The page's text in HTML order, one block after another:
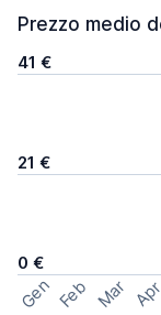
Prezzo medio
41 €
21 €
0 €
Gen Feb Mar Apr